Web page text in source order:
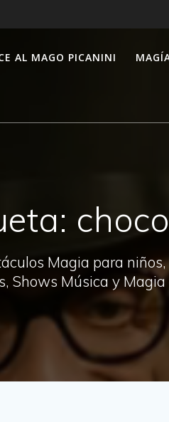
AL MAGO PICANINI
Magia para
Shows Música y